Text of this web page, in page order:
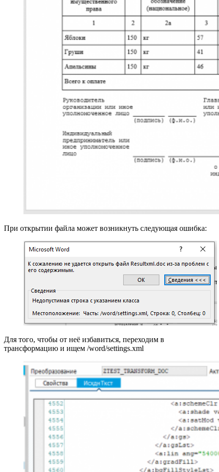
При открытии файла может возникнуть следующая ошибка:
Для того, чтобы от неё избавиться, переходим в
трансформацию и ищем /word/settings.xml